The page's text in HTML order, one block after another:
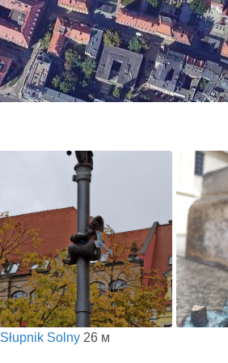
Słupnik Solny 26 м